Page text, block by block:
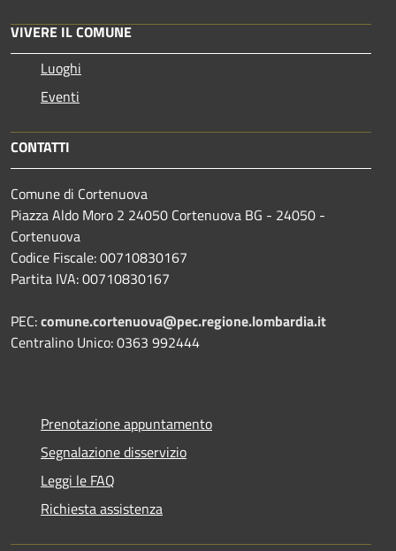
VIVERE IL COMUNE
Luoghi
Eventi
CONTATTI
Comune di Cortenuova
Piazza Aldo Moro 2 24050 Cortenuova BG - 24050 -
Cortenuova
Codice Fiscale: 00710830167
Partita IVA: 00710830167
PEC:comune.cortenuova@pec.regione.lombardia.it
Centralino Unico: 0363 992444
Prenotazione appuntamento
Segnalazione disservizio
Leggi le FAQ
Richiesta assistenza